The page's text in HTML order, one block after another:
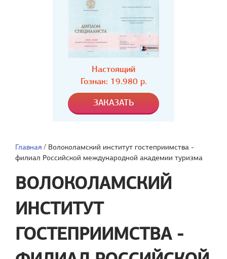
Настоящий
Гознак: 19.980 р.
Главная / Волоколамский институт гостеприимства -
филиал Российской международной академии туризма
ВОЛОКОЛАМСКИЙ
ИНСТИТУТ
ГОСТЕПРИИМСТВА -